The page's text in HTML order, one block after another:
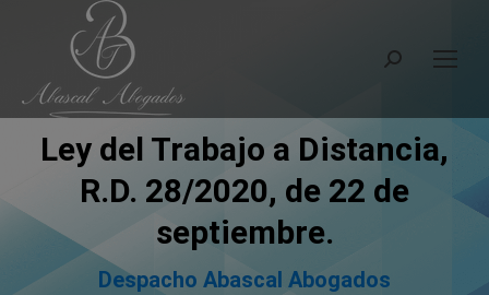
Search:
Ley del Trabajo a Distancia,
R.D. 28/2020, de 22 de
septiembre.
Despacho Abascal Abogados
You are here: